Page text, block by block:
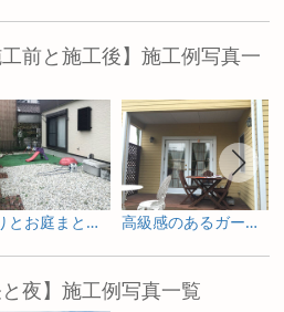
前と施工後】施工例写真一
門周りとお庭まとめて一新した外構リフォーム 高級感のあるガーデンルームで寛ぐリフォーム庭工事
夜】施工例写真一覧